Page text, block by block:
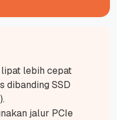
lipat lebih cepat
dibanding SSD
jalur PCIe